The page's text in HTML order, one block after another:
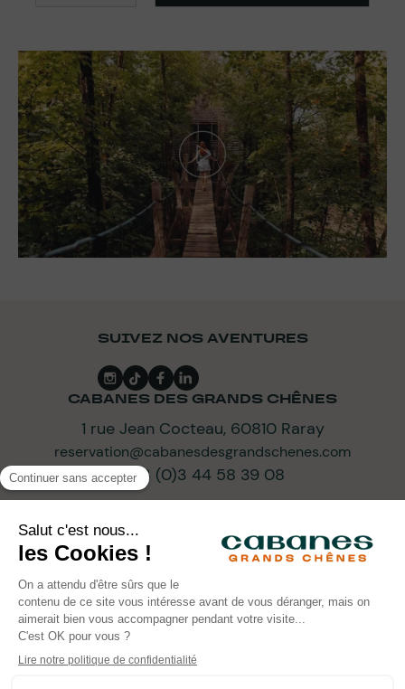
SUIVEZ NOS AVENTURES
CABANES DES GRANDS CHÊNES
1 rue Jean Cocteau, 60810 Raray
reservation@cabanesdesgrandschenes.com
+33 (0)3 44 58 39 08
ABONNEZ-VOUS À NOTRE NEWSLETTER